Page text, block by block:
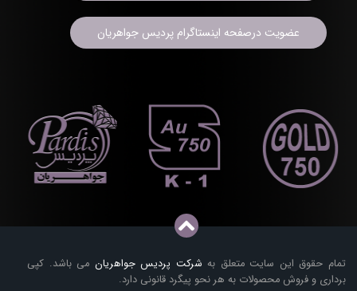
تمام حقوق این سایت متعلق به شرکت پردیس جواهریان می باشد. کپی
برداری و فروش محصولات به هر نحو پیگرد قانونی دارد.
عضویت درصفحه اینستاگرام پردیس جواهریان